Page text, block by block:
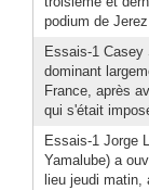
podium de
Essais-1
dominant
France, après
qui s'était
Essais-1 Jorge
Yamalube) a
lieu jeudi